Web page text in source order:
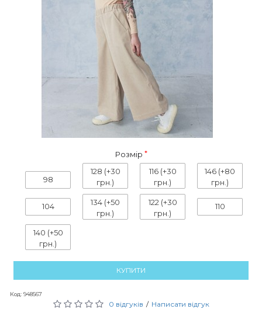
Код: 948567
0 відгуків / Написати відгук
Розмір
98
128 (+30
грн.)
116 (+30
грн.)
146 (+80
грн.)
104 134 (+50
грн.)
122 (+30
грн.)
110
140 (+50
грн.)
КУПИТИ